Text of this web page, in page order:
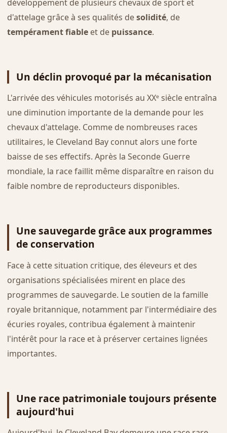
développement de plusieurs chevaux de sport et
d'attelage grâce à ses qualités desolidité, de
tempérament fiableet de puissance.
Un déclin provoqué par la mécanisation
L'arrivée des véhicules motorisés au XXᵉ siècle entraîna
une diminution importante de la demande pour les
chevaux d'attelage. Comme de nombreuses races
utilitaires, le Cleveland Bay connut alors une forte
baisse de ses effectifs. Après la Seconde Guerre
mondiale, la race faillit même disparaître en raison du
faible nombre de reproducteurs disponibles.
Une sauvegarde grâce aux programmes
de conservation
Face à cette situation critique, des éleveurs et des
organisations spécialisées mirent en place des
programmes de sauvegarde. Le soutien de la famille
royale britannique, notamment par l'intermédiaire des
écuries royales, contribua également à maintenir
l'intérêt pour la race et à préserver certaines lignées
importantes.
Une race patrimoniale toujours présente
aujourd'hui